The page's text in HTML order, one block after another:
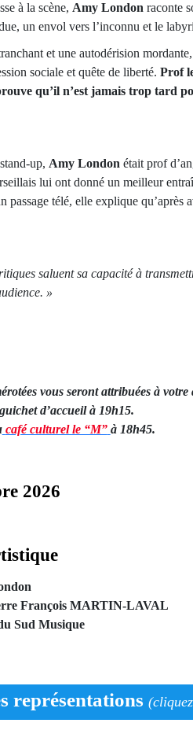
à la scène, Amy London raconte
un envol vers l’inconnu et le
et une autodérision
sociale et quête de liberté. Prof
qu’il n’est jamais trop tard
up, Amy London était prof
lui ont donné un meilleur
passage télé, elle explique
saluent sa capacité à
»
vous seront attribuées à
d’accueil à 19h15.
café culturel le “M” à 18h45.
2026
François MARTIN-LAVAL
Sud Musique
représentations